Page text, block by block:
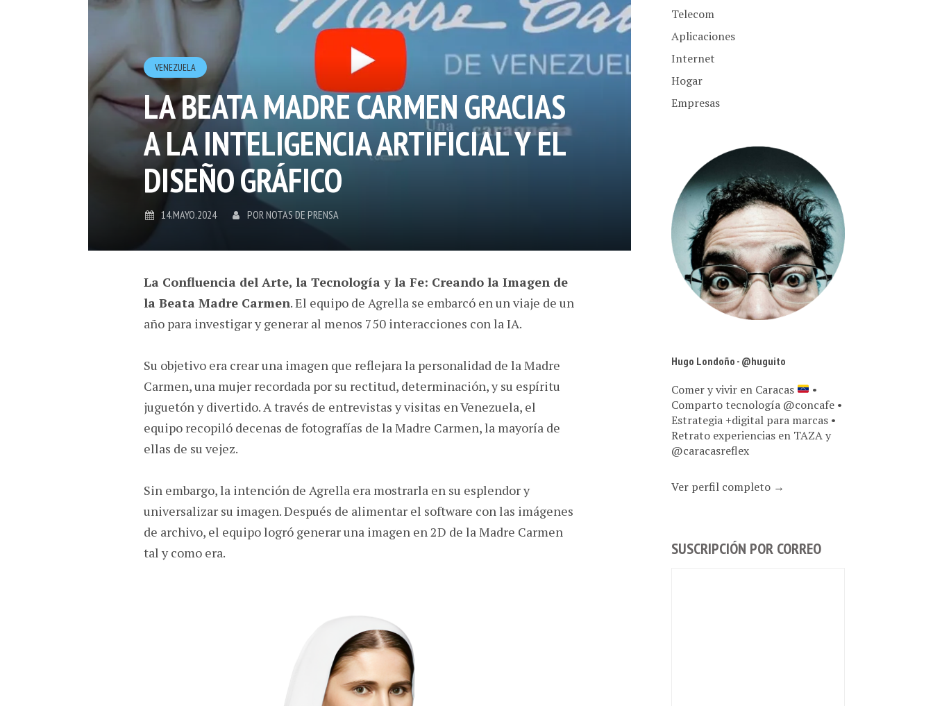
VENEZUELA
LA BEATA MADRE CARMEN GRACIAS
A LA INTELIGENCIA ARTIFICIAL Y EL
DISEÑO GRÁFICO
14.MAYO.2024 POR NOTAS DE PRENSA
La Confluencia del Arte, la Tecnología y la Fe: Creando la Imagen de
la Beata Madre Carmen. El equipo de Agrella se embarcó en un viaje de un
año para investigar y generar al menos 750 interacciones con la IA.
Su objetivo era crear una imagen que reflejara la personalidad de la Madre
Carmen, una mujer recordada por su rectitud, determinación, y su espíritu
juguetón y divertido. A través de entrevistas y visitas en Venezuela, el
equipo recopiló decenas de fotografías de la Madre Carmen, la mayoría de
ellas de su vejez.
Sin embargo, la intención de Agrella era mostrarla en su esplendor y
universalizar su imagen. Después de alimentar el software con las imágenes
de archivo, el equipo logró generar una imagen en 2D de la Madre Carmen
tal y como era.
Telecom
Aplicaciones
Internet
Hogar
Empresas
Hugo Londoño - @huguito
Comer y vivir en Caracas
•
Comparto tecnología @concafe •
Estrategia +digital para marcas •
Retrato experiencias en TAZA y
@caracasreflex
Ver perfil completo →
SUSCRIPCIÓN POR CORREO